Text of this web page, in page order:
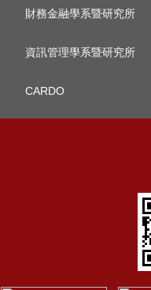
財務金融學系暨研究所
資訊管理學系暨研究所
CARDO